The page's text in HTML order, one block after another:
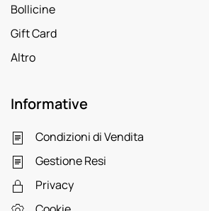
Bollicine
Gift Card
Altro
Informative
Condizioni di Vendita
Gestione Resi
Privacy